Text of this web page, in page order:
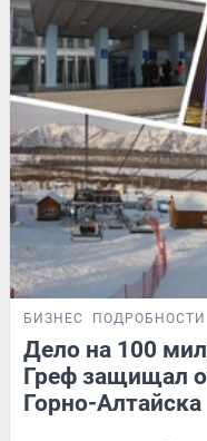
БИЗНЕС ПОДРОБНОСТИ
Дело на 100
Греф защищал
Горно-Алтайска